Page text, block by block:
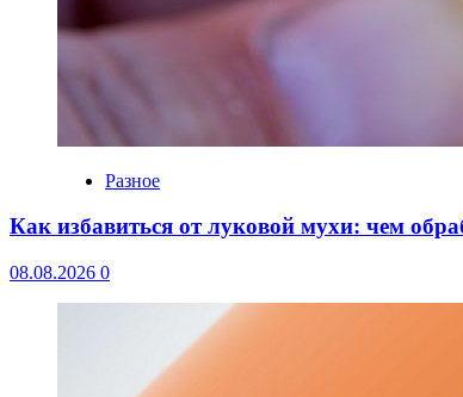
Разное
Как избавиться от луковой мухи: чем
08.08.2026 0